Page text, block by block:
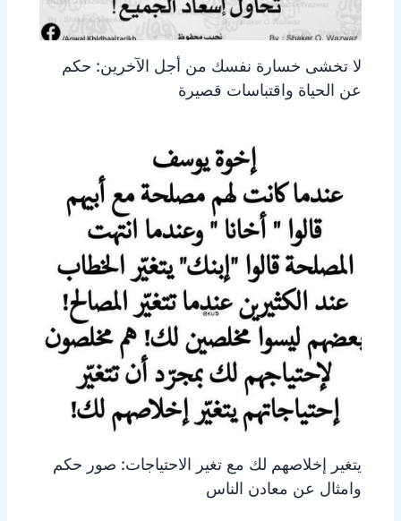
لا تخشى خسارة نفسك من أجل الآخرين: حكم
عن الحياة واقتباسات قصيرة
يتغير إخلاصهم لك مع تغير الاحتياجات: صور حكم
وامثال عن معادن الناس